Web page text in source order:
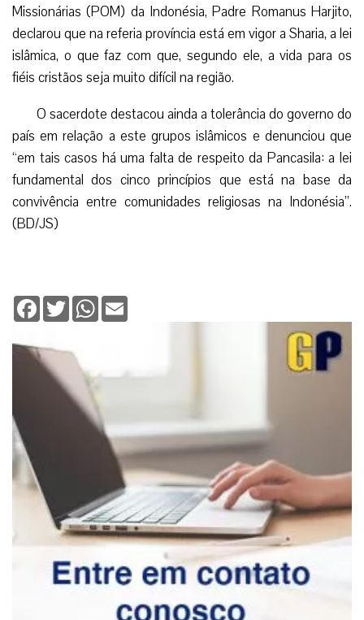
Missionárias (POM) da Indonésia, Padre Romanus Harjito,
declarou que na referia província está em vigor a Sharia, a lei
islâmica, o que faz com que, segundo ele, a vida para os
fiéis cristãos seja muito difícil na região.
O sacerdote destacou ainda a tolerância do governo do
país em relação a este grupos islâmicos e denunciou que
“em tais casos há uma falta de respeito da Pancasila: a lei
fundamental dos cinco princípios que está na base da
convivência entre comunidades religiosas na Indonésia”.
(BD/JS)
Facebook
TwitterWhatsApp